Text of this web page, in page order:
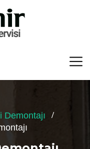
Demontajı